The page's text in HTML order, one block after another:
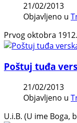
21/02/2013
Objavljeno u
Prvog oktobra
Poštuj tuđa
21/02/2013
Objavljeno u
U.i.B. (U ime Boga,